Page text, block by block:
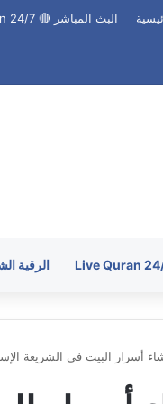
البث المباشر 🔴 Live Quran 24/7
الرقية
أسرار البيت في الشريعة